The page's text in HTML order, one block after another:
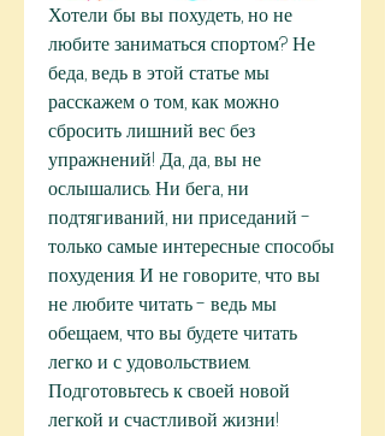
Хотели бы вы похудеть, но не
любите заниматься спортом? Не
беда, ведь в этой статье мы
расскажем о том, как можно
сбросить лишний вес без
упражнений! Да, да, вы не
ослышались. Ни бега, ни
подтягиваний, ни приседаний -
только самые интересные способы
похудения. И не говорите, что вы
не любите читать - ведь мы
обещаем, что вы будете читать
легко и с удовольствием.
Подготовьтесь к своей новой
легкой и счастливой жизни!